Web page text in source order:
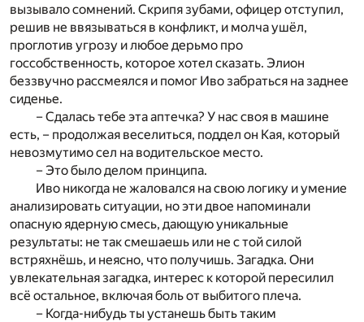
вызывало сомнений. Скрипя зубами, офицер отступил,
решив не ввязываться в конфликт, и молча ушёл,
проглотив угрозу и любое дерьмо про
госсобственность, которое хотел сказать. Элион
беззвучно рассмеялся и помог Иво забраться на заднее
сиденье.
– Сдалась тебе эта аптечка? У нас своя в машине
есть, – продолжая веселиться, поддел он Кая, который
невозмутимо сел на водительское место.
– Это было делом принципа.
Иво никогда не жаловался на свою логику и умение
анализировать ситуации, но эти двое напоминали
опасную ядерную смесь, дающую уникальные
результаты: не так смешаешь или не с той силой
встряхнёшь, и неясно, что получишь. Загадка. Они
увлекательная загадка, интерес к которой пересилил
всё остальное, включая боль от выбитого плеча.
– Когда-нибудь ты устанешь быть таким